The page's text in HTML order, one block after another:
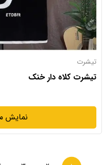
تیشرت
تیشرت کلاه دار خنک
نمایش